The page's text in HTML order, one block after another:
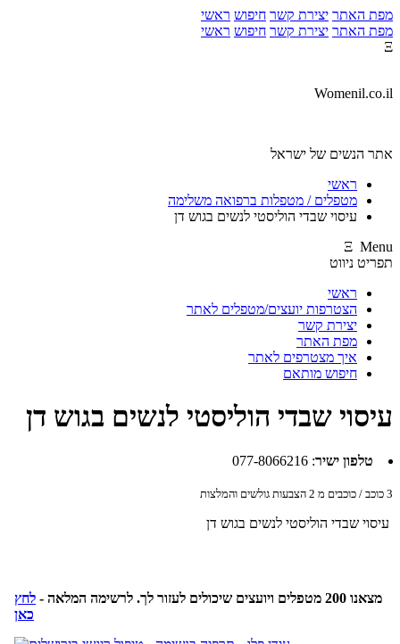
מפת האתר יצירת קשר חיפוש ראשי
מפת האתר יצירת קשר חיפוש ראשי
Ξ
Womenil.co.il
אתר הנשים של ישראל
ראשי
מטפלים / מטפלות ברפואה משלימה
עיסוי שבדי הוליסטי לנשים בגוש דן
Ξ Menu
תפריט ניווט
ראשי
הצטרפות יועצים/מטפלים לאתר
יצירת קשר
מפת האתר
איך מצטרפים לאתר
חיפוש מותאם
עיסוי שבדי הוליסטי לנשים בגוש דן
טלפון ישיר:
077-8066216
3 כוכב / כוכבים מ 2 הצבעות גולשים והמלצות
עיסוי שבדי הוליסטי לנשים בגוש דן